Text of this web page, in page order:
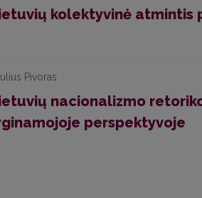
kolektyvinė atmintis
Pivoras
nacionalizmo
perspektyvoje